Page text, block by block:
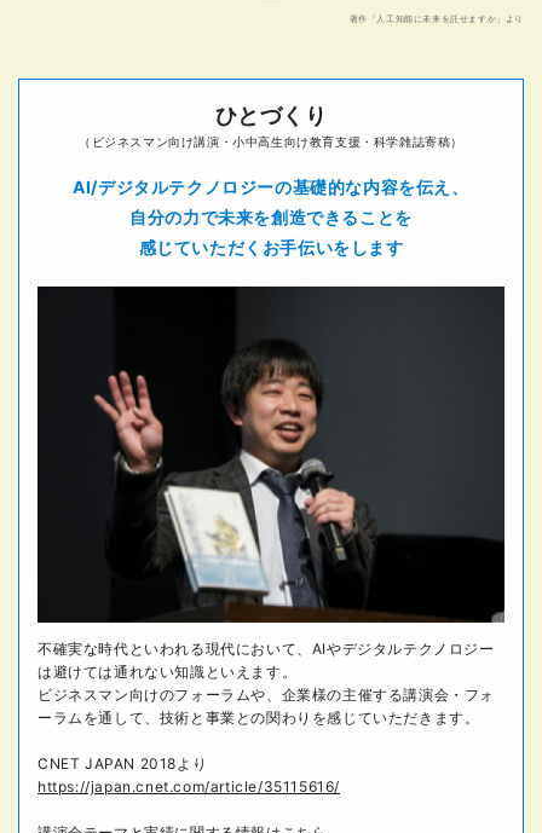
著作「人工知能に未来を託せますか」より
ひとづくり
（ビジネスマン向け講演・小中高生向け教育支援・科学雑誌寄稿）
AI/デジタルテクノロジーの基礎的な内容を伝え、
自分の力で未来を創造できることを
感じていただくお手伝いをします
不確実な時代といわれる現代において、AIやデジタルテクノロジー
は避けては通れない知識といえます。
ビジネスマン向けのフォーラムや、企業様の主催する講演会・フォ
ーラムを通して、技術と事業との関わりを感じていただきます。
CNET JAPAN 2018より
https://japan.cnet.com/article/35115616/